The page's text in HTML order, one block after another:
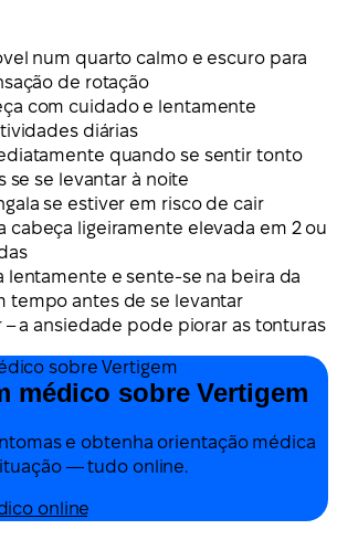
num quarto calmo e escuro para
de rotação
com cuidado e lentamente
diárias
quando se sentir tonto
se se levantar à noite
se estiver em risco de cair
cabeça ligeiramente elevada em 2 ou
lentamente e sente-se na beira da
tempo antes de se levantar
– a ansiedade pode piorar as tonturas
médico sobre Vertigem
e obtenha orientação médica
— tudo online.
online